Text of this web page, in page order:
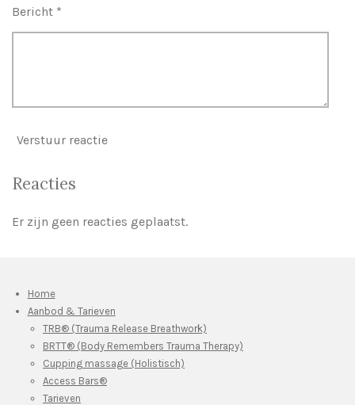
Bericht *
Verstuur reactie
Reacties
Er zijn geen reacties geplaatst.
Home
Aanbod & Tarieven
TRB® (Trauma Release Breathwork)
BRTT® (Body Remembers Trauma Therapy)
Cupping massage (Holistisch)
Access Bars®
Tarieven